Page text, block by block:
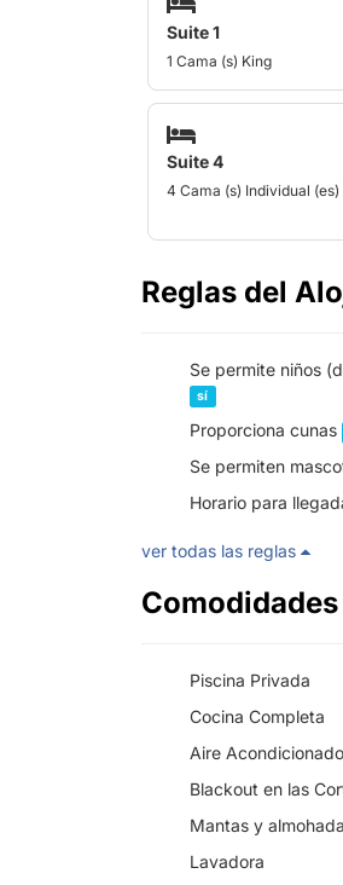
Suite 1
1 Cama (s) King
Suite 4
4 Cama (s) Individual (es)
Reglas del
Se permite niños
sí
Proporciona cunas
Se permiten
Horario para
ver todas las reglas
Piscina Privada
Cocina Completa
Aire Acondicionado
Blackout en las
Mantas y
Lavadora